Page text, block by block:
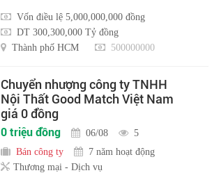
Vốn điều lệ 5,000,000,000 đồng
DT 300,300,000 Tỷ đồng
Thành phố HCM
500000000
Chuyển nhượng công ty TNHH
Nội Thất Good Match Việt Nam
giá 0 đồng
0 triệu đồng 06/08
5
Bán công ty
7 năm hoạt động
Thương mại - Dịch vụ